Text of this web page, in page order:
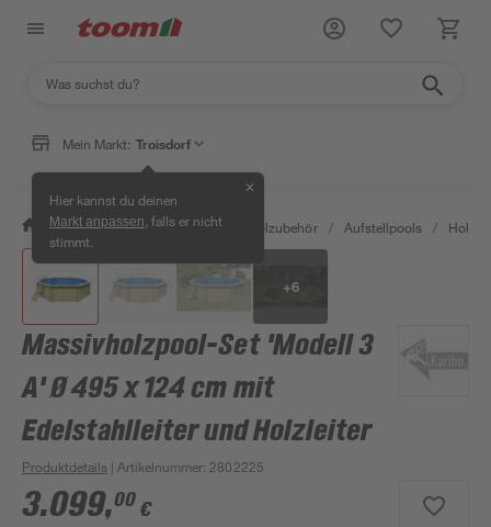
Mein Markt: Troisdorf
Hier kannst du deinen
Markt anpassen , falls er nicht
stimmt.
✕
/ Garten & Freizeit / Pools & Poolzubehör / Aufstellpools /
+6
Massivholzpool-Set 'Modell 3
A' Ø 495 x 124 cm mit
Edelstahlleiter und Holzleiter
Produktdetails | Artikelnummer: 2802225
3.099,00 €